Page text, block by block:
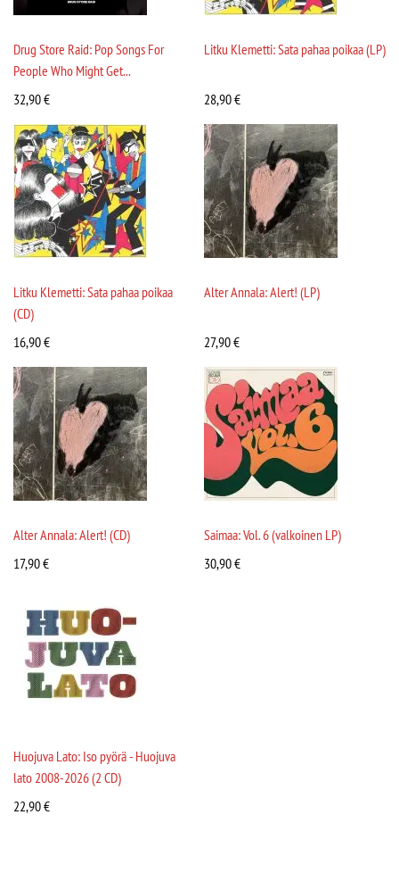
Drug Store Raid: Pop Songs For
People Who Might Get...
32,90€
Litku Klemetti: Sata pahaa poikaa (LP)
28,90€
Litku Klemetti: Sata pahaa poikaa
(CD)
16,90€
Alter Annala: Alert! (LP)
27,90€
Alter Annala: Alert! (CD)
17,90€
Saimaa: Vol. 6 (valkoinen LP)
30,90€
Huojuva Lato: Iso pyörä - Huojuva
lato 2008-2026 (2 CD)
22,90€